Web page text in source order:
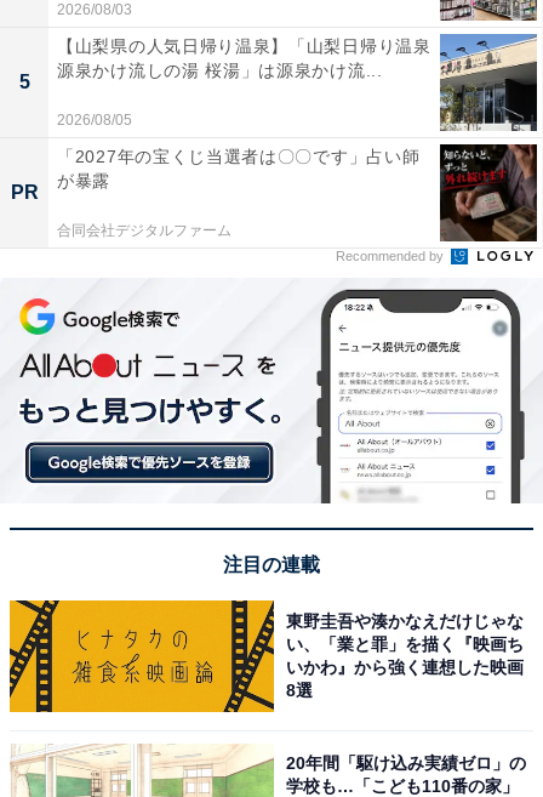
想像以上のボリュームで白桃のサイズも大きいため、食
べるとちょっと歯応えがあります。クリームは口の中で
シュワッと溶けていく印象でした。スポンジは、とって
もふわふわ。甘味は強くなく、爽やかさが残るケーキで
す。1個464円（税込、以下同）で、販売期間は8月8日ま
で。
見た目もきれいな「ピーチメルバ」
2026/08/03
5
【山梨県の人気日帰り温泉】「山梨日帰り温泉
源泉かけ流しの湯 桜湯」は源泉かけ流...
2026/08/05
PR
「2027年の宝くじ当選者は〇〇です」占い師
が暴露
合同会社デジタルファーム
Recommended by
注目の連載
東野圭吾や湊かなえだけじゃな
い、「業と罪」を描く『映画ち
いかわ』から強く連想した映画
8選
20年間「駆け込み実績ゼロ」の
学校も…「こども110番の家」